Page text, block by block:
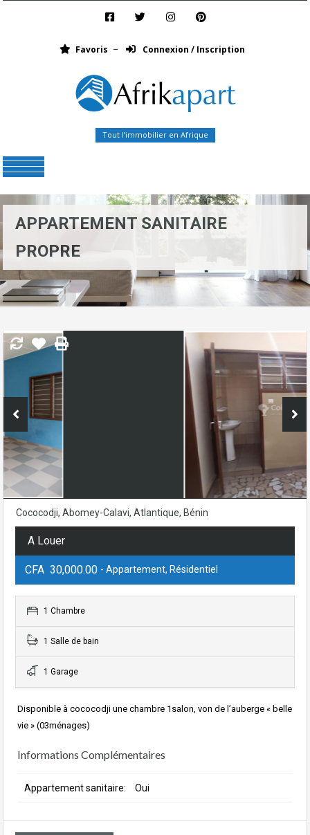
Favoris Connexion / Inscription
Tout l’immobilier en Afrique
APPARTEMENT SANITAIRE
PROPRE
Cococodji, Abomey-Calavi, Atlantique, Bénin
A Louer
CFA 30,000.00 - Appartement, Résidentiel
1 Chambre
1 Salle de bain
1 Garage
Disponible à cococodji une chambre 1salon, von de l’auberge « belle
vie » (03ménages)
Informations Complémentaires
Appartement sanitaire: Oui